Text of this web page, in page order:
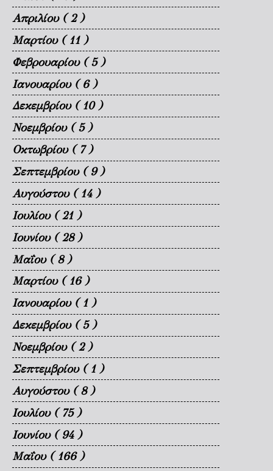
Απριλίου ( 2 )
Μαρτίου ( 11 )
Φεβρουαρίου ( 5 )
Ιανουαρίου ( 6 )
Δεκεμβρίου ( 10 )
Νοεμβρίου ( 5 )
Οκτωβρίου ( 7 )
Σεπτεμβρίου ( 9 )
Αυγούστου ( 14 )
Ιουλίου ( 21 )
Ιουνίου ( 28 )
Μαΐου ( 8 )
Μαρτίου ( 16 )
Ιανουαρίου ( 1 )
Δεκεμβρίου ( 5 )
Νοεμβρίου ( 2 )
Σεπτεμβρίου ( 1 )
Αυγούστου ( 8 )
Ιουλίου ( 75 )
Ιουνίου ( 94 )
Μαΐου ( 166 )